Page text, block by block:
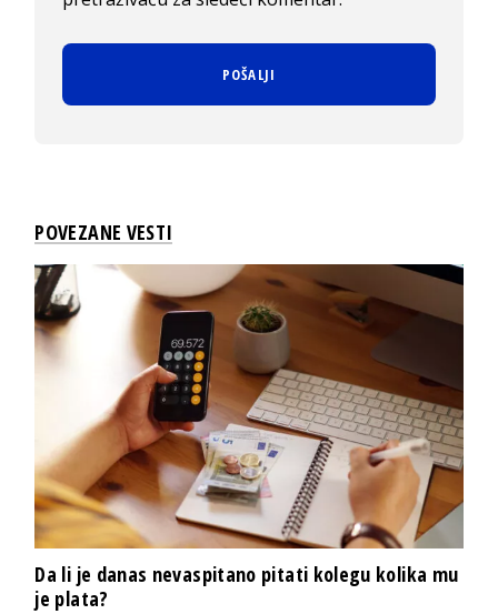
POVEZANE VESTI
Da li je danas nevaspitano pitati kolegu kolika mu
je plata?